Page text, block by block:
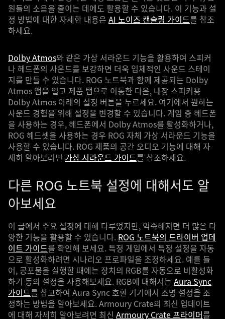
원들의 소음을 줄이는 데에도 활용할 수 있습니다. 이 기능과 설
정 방법에 대한 자세한 내용은 AI 노이즈 캔슬링 가이드를 참조
하세요.
Dolby Atmos와 같은 가상 서라운드 기능을 활용하여 스피커
나 헤드폰의 사운드를 보강하면 더욱 입체적인 사운드 스테이
지를 만들 수 있습니다. ROG 노트북과 함께 제공되는 Dolby
Atmos 앱을 열고 제품 탭으로 이동한 다음, 내장 스피커용
Dolby Atmos 아래의 설정 버튼을 누르세요. 여기에서 원하는
사운드 경험을 위해 설정을 변경할 수 있습니다. 게임 중 헤드폰
을 사용하는 경우, 헤드폰에서 Dolby Atmos를 활성화하거나,
ROG 헤드셋을 사용하는 경우 ROG 자체 가상 서라운드 기능을
사용할 수 있습니다. ROG 제품의 공간 오디오 기능에 대해 자
세히 알아보려면 가상 서라운드 가이드를 참조하세요.
다른 ROG 노트북 설정에 대해서도 알
아보세요
이 글에서 주요 설정에 대해 다루었지만, 익숙해지면 더 많은 다
양한 기능을 활용할 수 있습니다. ROG 노트북의 드라이버 업데
이트 가이드를 확인해 보세요. 특정 게임에서 특정 설정을 자동
으로 활성화하려면 시나리오 프로파일을 조정하세요. 예를 들
어, 공포물을 실행할 때에는 장치의 RGB를 자동으로 비활성화
하기 등의 설정을 사용해보세요. RGB에 대해서는 Aura Sync
가이드를 참고하여 Aura Sync 호환 기기에서 조명 설정을 조
정하는 방법을 알아보세요. Armoury Crate의 최신 업데이트
에 대해 자세히 알아보려면 최신 Armoury Crate 프라이머를